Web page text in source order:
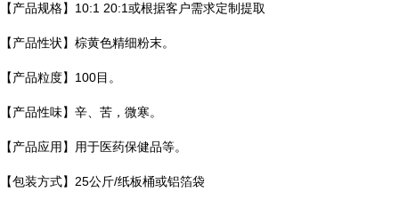
【产品规格】10:1 20:1或根据客户需求定制提取
【产品性状】棕黄色精细粉末。
【产品粒度】100目。
【产品性味】辛、苦，微寒。
【产品应用】用于医药保健品等。
【包装方式】25公斤/纸板桶或铝箔袋